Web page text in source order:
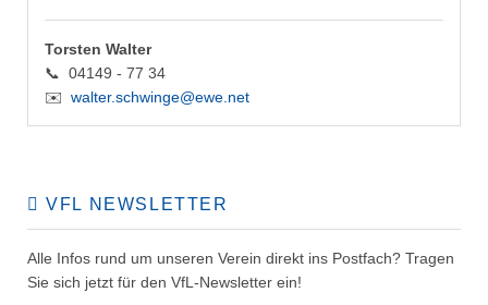
Torsten Walter
📞 04149 - 77 34
✉️ walter.schwinge@ewe.net
VFL NEWSLETTER
Alle Infos rund um unseren Verein direkt ins Postfach? Tragen
Sie sich jetzt für den VfL-Newsletter ein!